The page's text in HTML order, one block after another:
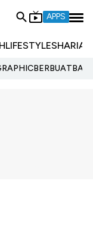
APPS
LIFESTYLESHARIA